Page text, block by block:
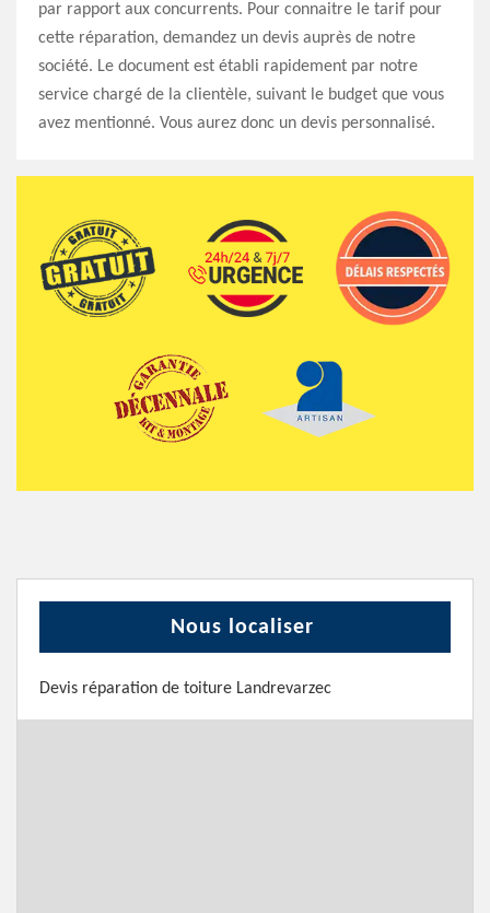
par rapport aux concurrents. Pour connaitre le tarif pour
cette réparation, demandez un devis auprès de notre
société. Le document est établi rapidement par notre
service chargé de la clientèle, suivant le budget que vous
avez mentionné. Vous aurez donc un devis personnalisé.
Nous localiser
Devis réparation de toiture Landrevarzec